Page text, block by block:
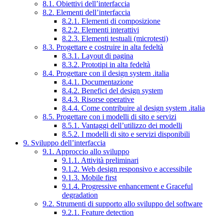
8.1. Obiettivi dell’interfaccia
8.2. Elementi dell’interfaccia
8.2.1. Elementi di composizione
8.2.2. Elementi interattivi
8.2.3. Elementi testuali (microtesti)
8.3. Progettare e costruire in alta fedeltà
8.3.1. Layout di pagina
8.3.2. Prototipi in alta fedeltà
8.4. Progettare con il design system .italia
8.4.1. Documentazione
8.4.2. Benefici del design system
8.4.3. Risorse operative
8.4.4. Come contribuire al design system .italia
8.5. Progettare con i modelli di sito e servizi
8.5.1. Vantaggi dell’utilizzo dei modelli
8.5.2. I modelli di sito e servizi disponibili
9. Sviluppo dell’interfaccia
9.1. Approccio allo sviluppo
9.1.1. Attività preliminari
9.1.2. Web design responsivo e accessibile
9.1.3. Mobile first
9.1.4. Progressive enhancement e Graceful
degradation
9.2. Strumenti di supporto allo sviluppo del software
9.2.1. Feature detection